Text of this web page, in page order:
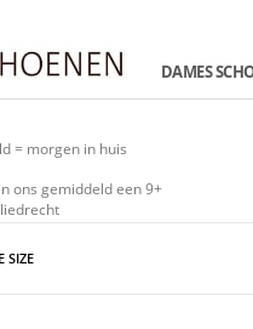
DAMES
= morgen in huis
ons gemiddeld een 9+
SIZE